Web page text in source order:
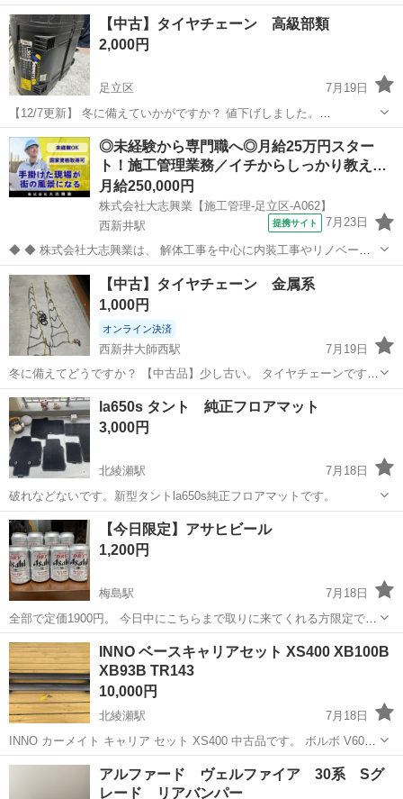
ある部品の販売です 4速強化A/Tオートマ―ミツション販売 単体価格
35万ーコアーバツク価格です 問い合わせ 鉾田ｰエンジン＾サービス...
東京 足立区 パーツ 部品
【中古】タイヤチェーン 高級部類
2,000円
足立区
7月19日
【12/7更新】 冬に備えていかがですか？ 値下げしました。
=========================== L360 ブリヂストン 上記でそこそ
こ検索できるかと思います。 古いですがブリヂストン製のタイヤチェ
ー...
東京 足立区 セーフティ、チャイルドシート
タイヤチェーン
◎未経験から専門職へ◎月給25万円スター
ト！施工管理業務／イチからしっかり教え…
月給250,000円
株式会社大志興業【施工管理-足立区-A062】
西新井駅
提携サイト 7月23日
◆ ◆ 株式会社大志興業は、 解体工事を中心に内装工事やリノベーシ
ョン工事まで幅広く手掛ける総合建設企業です。 住宅・店舗・ビルな
ど多様な現場に対応し、解体から施工、廃棄物処理まで一貫して行っ
ています。 20代～40代の...
東京 足立区 西新井駅 その他
【中古】タイヤチェーン 金属系
1,000円
オンライン決済
西新井大師西駅
7月19日
冬に備えてどうですか？ 【中古品】少し古い。 タイヤチェーンです。
2回使用してます。 サビも有ります。 中古品にご理解のある方でお願
いします。 備えあれば…程度でご検討ください。 家の前から出せない
な…はいとく？とか...
東京 足立区 西新井大師西駅
セーフティ、チャイルドシート
la650s タント 純正フロアマット
3,000円
北綾瀬駅
7月18日
破れなどないです。新型タントla650s純正フロアマットです。
東京 足立区 北綾瀬駅 内装、インテリア
【今日限定】アサヒビール
1,200円
梅島駅
7月18日
全部で定価1900円。 今日中にこちらまで取りに来てくれる方限定でお
売りします。 よろしくお願いします🙇‍♀️
東京 足立区 メンテナンス用品
INNO ベースキャリアセット XS400 XB100B
XB93B TR143
10,000円
北綾瀬駅
7月18日
INNO カーメイト キャリア セット XS400 中古品です。 ボルボ V60
FBに着けて利用していました。 車の入替えに伴い出品します。 決し
て美品ではありませんが、まだ利用出来るので ご利用の方はよろし
東京 足立区 キャリア、ラック
アルファード ヴェルファイア 30系 Sグ
レード リアバンパー